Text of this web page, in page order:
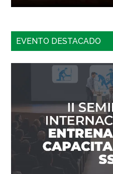
EVENTO DESTACADO